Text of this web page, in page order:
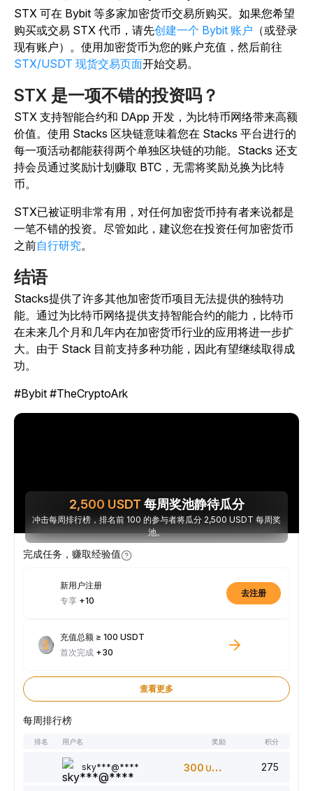
STX 可在 Bybit 等多家加密货币交易所购买。如果您希望
购买或交易 STX 代币，请先创建一个 Bybit 账户 （或登录
现有账户）。使用加密货币为您的账户充值，然后前往
STX/USDT 现货交易页面开始交易。
STX 是一项不错的投资吗？
STX 支持智能合约和 DApp 开发，为比特币网络带来高额
价值。使用 Stacks 区块链意味着您在 Stacks 平台进行的
每一项活动都能获得两个单独区块链的功能。Stacks 还支
持会员通过奖励计划赚取 BTC，无需将奖励兑换为比特
币。
STX已被证明非常有用，对任何加密货币持有者来说都是
一笔不错的投资。尽管如此，建议您在投资任何加密货币
之前自行研究。
结语
Stacks提供了许多其他加密货币项目无法提供的独特功
能。通过为比特币网络提供支持智能合约的能力，比特币
在未来几个月和几年内在加密货币行业的应用将进一步扩
大。由于 Stack 目前支持多种功能，因此有望继续取得成
功。
#Bybit #TheCryptoArk
2,500 USDT 每周奖池静待瓜分
冲击每周排行榜，排名前 100 的参与者将瓜分 2,500 USDT 每周奖
池。
完成任务，赚取经验值
新用户注册
专享 +10
去注册
充值总额 ≥ 100 USDT
首次完成 +30
查看更多
每周排行榜
排名 用户名 奖励 积分
sky***@**** 300 USDT 275